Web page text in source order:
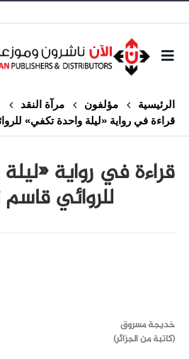
الرئيسية مؤلفون
مرآة النقد
قراءة في رواية «ليلة واحدة تكفي»
قراءة في رواية
للروائي
خديجة مسروق
(كاتبة من الجزائر)